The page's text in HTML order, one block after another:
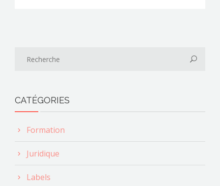
CATÉGORIES
Formation
Juridique
Labels